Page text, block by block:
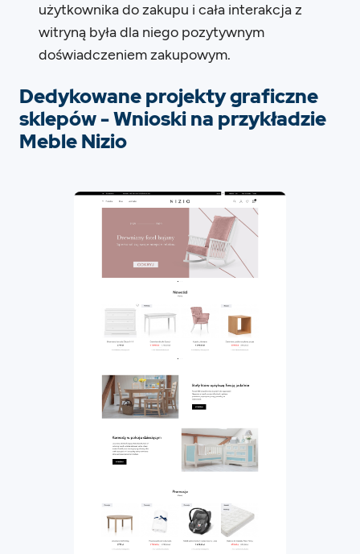
użytkownika do zakupu i cała interakcja z
witryną była dla niego pozytywnym
doświadczeniem zakupowym.
Dedykowane projekty graficzne
sklepów - Wnioski na przykładzie
Meble Nizio